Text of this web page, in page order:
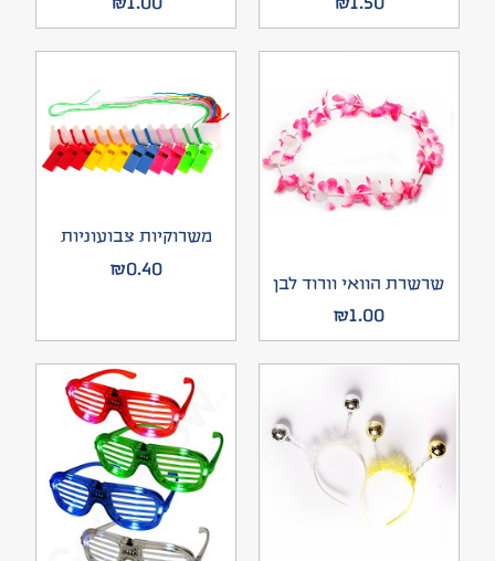
שרשרת הוואי וורוד לבן
₪1.00
משרוקיות צבועוניות
₪0.40